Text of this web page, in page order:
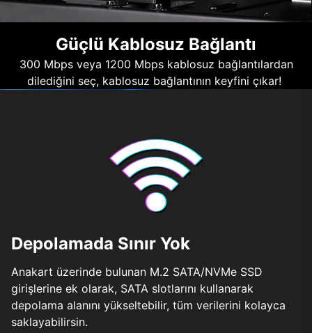
Güçlü Kablosuz Bağlantı
300 Mbps veya 1200 Mbps kablosuz bağlantılardan
dilediğini seç, kablosuz bağlantının keyfini çıkar!
Depolamada Sınır Yok
Anakart üzerinde bulunan M.2 SATA/NVMe SSD
girişlerine ek olarak, SATA slotlarını kullanarak
depolama alanını yükseltebilir, tüm verilerini kolayca
saklayabilirsin.